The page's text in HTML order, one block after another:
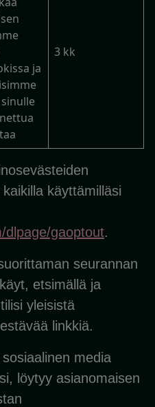
ja
3 kk
käyttämilläsi
dlpage/gaoptout.
seurannan
etsimällä ja
yleisistä
linkkiä.
media
löytyy asianomaisen